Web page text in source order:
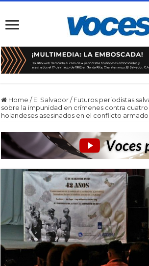
Home / El Salvador / Futuros periodistas
sobre la impunidad en crímenes contra
holandeses asesinados en el conflicto armado